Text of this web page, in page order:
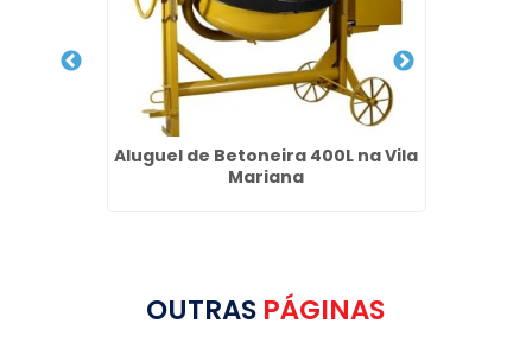
Aluguel de Betoneira 400L na Vila
Mariana
OUTRAS PÁGINAS